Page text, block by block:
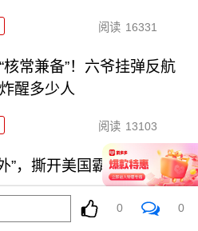
阅读 16331
核常兼备”！六爷挂弹反航
醒多少人
阅读 13103
”，撕开美国霸权遮羞布
0 0